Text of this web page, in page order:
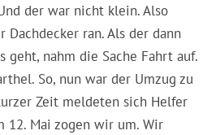
der war nicht klein. Also
Dachdecker ran. Als der dann
geht, nahm die Sache Fahrt auf.
So, nun war der Umzug zu
Zeit meldeten sich Helfer
12. Mai zogen wir um. Wir